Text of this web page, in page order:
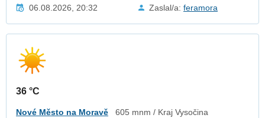
06.08.2026, 20:32 Zaslal/a: feramora
36 °C
Nové Město na Moravě 605 mnm / Kraj Vysočina